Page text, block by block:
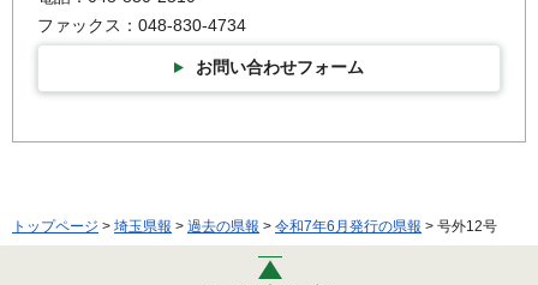
ファックス：048-830-4734
お問い合わせフォーム
トップページ > 埼玉県報 > 過去の県報 > 令和7年6月発行の県報 > 号外12号